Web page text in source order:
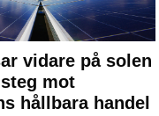
vidare på solen
mot
hållbara handel